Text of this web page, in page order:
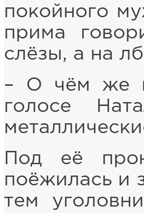
покойного
прима
слёзы, а на
– О чём же
голосе
Под её
поёжилась и
тем